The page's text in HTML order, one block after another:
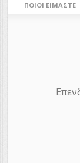
ΠΟΙΟΙ ΕΊΜΑΣΤΕ